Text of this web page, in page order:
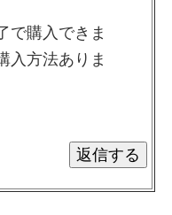
で購入できま
入方法ありま